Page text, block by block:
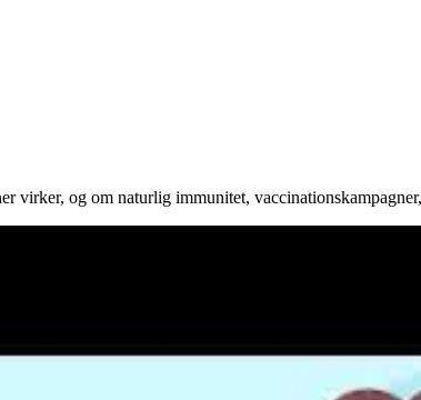
virker, og om naturlig immunitet,